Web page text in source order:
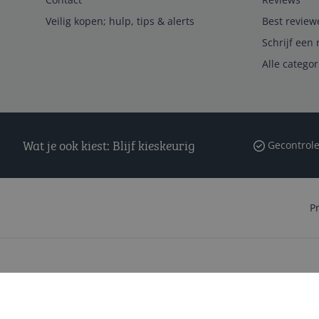
Veilig kopen; hulp, tips & alerts
Best
Schrijf een
Alle
Wat je ook kiest: Blijf kieskeurig